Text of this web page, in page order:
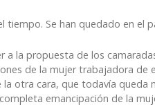
tiempo. Se han quedado en el
la propuesta de los
de la mujer trabajadora de
otra cara, que todavía queda
emancipación de la